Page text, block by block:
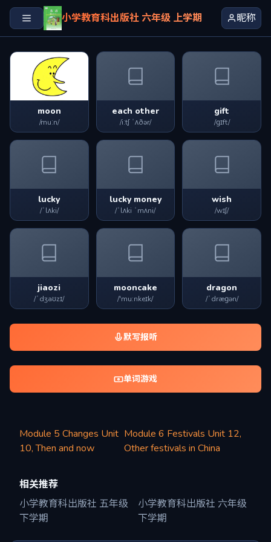
小学教育科出版社 六年级 上学期 昵称
moon
/muːn/
each other
/iːtʃ ˈʌðər/
gift
/ɡɪft/
lucky
/ˈlʌki/
lucky money
/ˈlʌki ˈmʌni/
wish
/wɪʃ/
jiaozi
/ˈdʒaʊzɪ/
mooncake
/'mu:nkeɪk/
dragon
/ˈdræɡən/
默写报听
单词游戏
Module 5 Changes Unit
10, Then and now
Module 6 Festivals Unit 12,
Other festivals in China
相关推荐
小学教育科出版社 五年级
下学期
小学教育科出版社 六年级
下学期